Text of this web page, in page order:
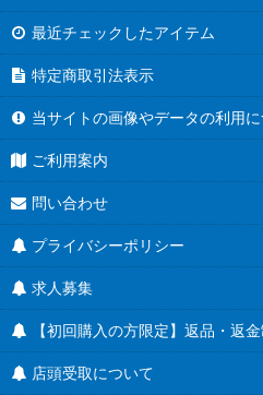
最近チェックしたアイテム
特定商取引法表示
当サイトの画像やデータの利用
ご利用案内
問い合わせ
プライバシーポリシー
求人募集
【初回購入の方限定】返品・返
店頭受取について